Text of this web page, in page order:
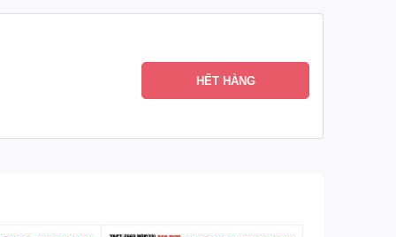
HẾT HÀNG